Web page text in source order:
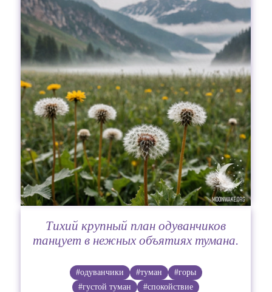
Тихий крупный план одуванчиков
танцует в нежных объятиях тумана.
#одуванчики #туман
#горы
#густой туман
#спокойствие